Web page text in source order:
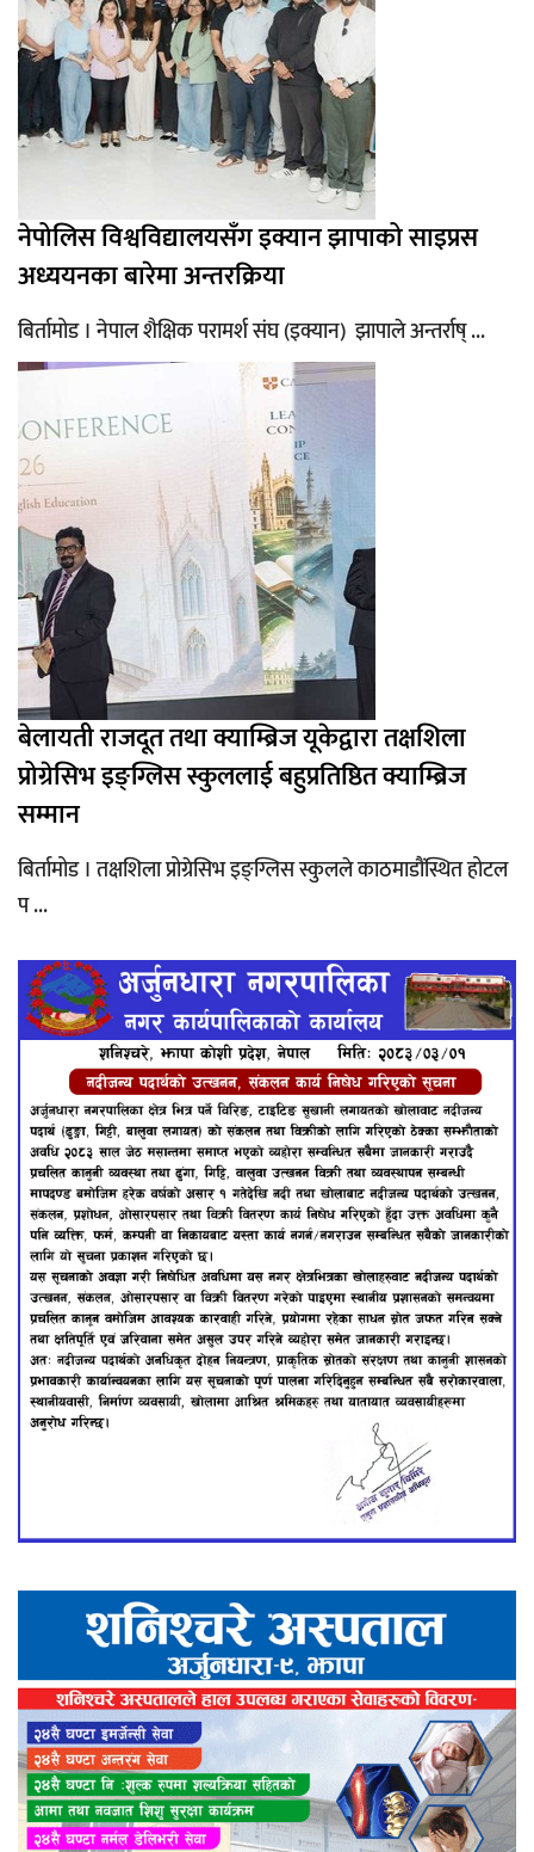
नेपोलिस विश्वविद्यालयसँग इक्यान झापाको साइप्रस
अध्ययनका बारेमा अन्तरक्रिया
बिर्तामोड । नेपाल शैक्षिक परामर्श संघ (इक्यान) झापाले अन्तर्राष् ...
बेलायती राजदूत तथा क्याम्ब्रिज यूकेद्वारा तक्षशिला
प्रोग्रेसिभ इङ्ग्लिस स्कुललाई बहुप्रतिष्ठित क्याम्ब्रिज
सम्मान
बिर्तामोड । तक्षशिला प्रोग्रेसिभ इङ्ग्लिस स्कुलले काठमाडौंस्थित होटल
प ...